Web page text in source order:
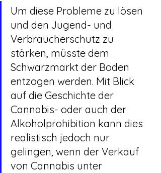
Um diese Probleme zu lösen
und den Jugend- und
Verbraucherschutz zu
stärken, müsste dem
Schwarzmarkt der Boden
entzogen werden. Mit Blick
auf die Geschichte der
Cannabis- oder auch der
Alkoholprohibition kann dies
realistisch jedoch nur
gelingen, wenn der Verkauf
von Cannabis unter